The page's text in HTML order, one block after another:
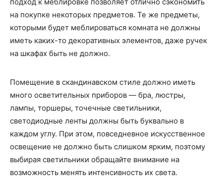
на покупке некоторых предметов. Те же предметы,
которыми будет меблироваться комната не должны
иметь каких-то декоративных элементов, даже ручек
на шкафах быть не должно.
Помещение в скандинавском стиле должно иметь
много осветительных приборов — бра, люстры,
лампы, торшеры, точечные светильники,
светодиодные ленты должны быть буквально в
каждом углу. При этом, повседневное искусственное
освещение не должно быть слишком ярким, поэтому
выбирая светильники обращайте внимание на
возможность менять интенсивность их света.